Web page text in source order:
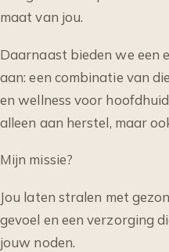
maat van jou.
Daarnaast bieden we een
aan: een combinatie van
en wellness voor
alleen aan herstel, maar
Mijn missie?
Jou laten stralen met
gevoel en een verzorging
jouw noden.